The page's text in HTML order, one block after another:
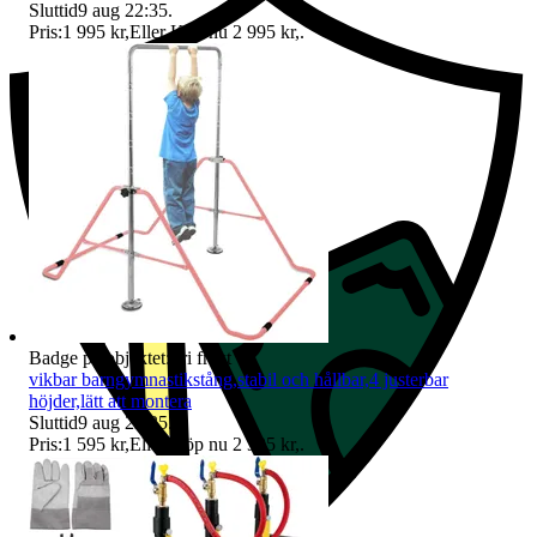
Sluttid9 aug 22:35.
Pris:1 995 kr,Eller Köp nu 2 995 kr,.
Badge på objektet:
Fri frakt
vikbar barngymnastikstång,stabil och hållbar,4 justerbar
höjder,lätt att montera
Sluttid9 aug 22:35.
Pris:1 595 kr,Eller Köp nu 2 395 kr,.